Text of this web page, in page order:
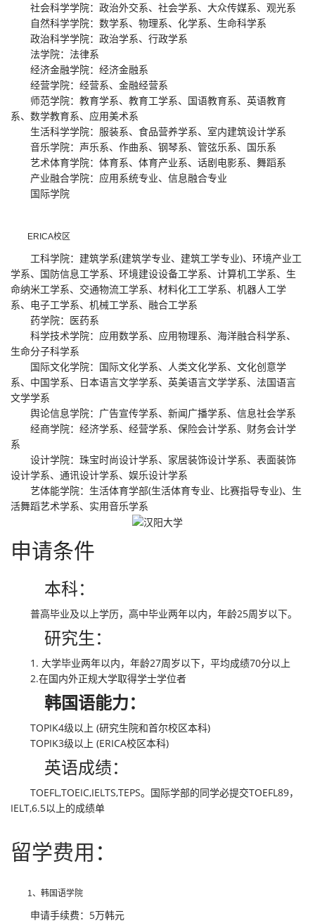
社会科学学院：政治外交系、社会学系、大众传媒系、观光系
自然科学学院：数学系、物理系、化学系、生命科学系
政治科学学院：政治学系、行政学系
法学院：法律系
经济金融学院：经济金融系
经营学院：经营系、金融经营系
师范学院：教育学系、教育工学系、国语教育系、英语教育
系、数学教育系、应用美术系
生活科学学院：服装系、食品营养学系、室内建筑设计学系
音乐学院：声乐系、作曲系、钢琴系、管弦乐系、国乐系
艺术体育学院：体育系、体育产业系、话剧电影系、舞蹈系
产业融合学院：应用系统专业、信息融合专业
国际学院
ERICA校区
工科学院：建筑学系(建筑学专业、建筑工学专业)、环境产业工
学系、国防信息工学系、环境建设设备工学系、计算机工学系、生
命纳米工学系、交通物流工学系、材料化工工学系、机器人工学
系、电子工学系、机械工学系、融合工学系
药学院：医药系
科学技术学院：应用数学系、应用物理系、海洋融合科学系、
生命分子科学系
国际文化学院：国际文化学系、人类文化学系、文化创意学
系、中国学系、日本语言文学学系、英美语言文学学系、法国语言
文学学系
舆论信息学院：广告宣传学系、新闻广播学系、信息社会学系
经商学院：经济学系、经营学系、保险会计学系、财务会计学
系
设计学院：珠宝时尚设计学系、家居装饰设计学系、表面装饰
设计学系、通讯设计学系、娱乐设计学系
艺体能学院：生活体育学部(生活体育专业、比赛指导专业)、生
活舞蹈艺术学系、实用音乐学系
申请条件
本科：
普高毕业及以上学历，高中毕业两年以内，年龄25周岁以下。
研究生：
1. 大学毕业两年以内，年龄27周岁以下，平均成绩70分以上
2.在国内外正规大学取得学士学位者
韩国语能力：
TOPIK4级以上 (研究生院和首尔校区本科)
TOPIK3级以上 (ERICA校区本科)
英语成绩：
TOEFL,TOEIC,IELTS,TEPS。国际学部的同学必提交TOEFL89，
IELT,6.5以上的成绩单
留学费用 ：
1、韩国语学院
申请手续费：5万韩元